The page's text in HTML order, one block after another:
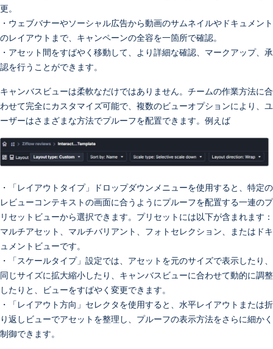
更。
・ウェブバナーやソーシャル広告から動画のサムネイルやドキュメント
のレイアウトまで、キャンペーンの全容を一箇所で確認。
・アセット間をすばやく移動して、より詳細な確認、マークアップ、承
認を行うことができます。
キャンバスビューは柔軟なだけではありません。チームの作業方法に合
わせて完全にカスタマイズ可能で、複数のビューオプションにより、ユ
ーザーはさまざまな方法でプルーフを配置できます。例えば
・「レイアウトタイプ」ドロップダウンメニューを使用すると、特定の
レビューコンテキストの画面に合うようにプルーフを配置する一連のプ
リセットビューから選択できます。プリセットには以下が含まれます：
マルチアセット、マルチバリアント、フォトセレクション、またはドキ
ュメントビューです。
・「スケールタイプ」設定では、アセットを元のサイズで表示したり、
同じサイズに拡大縮小したり、キャンバスビューに合わせて動的に調整
したりと、ビューをすばやく変更できます。
・「レイアウト方向」セレクタを使用すると、水平レイアウトまたは折
り返しビューでアセットを整理し、プルーフの表示方法をさらに細かく
制御できます。